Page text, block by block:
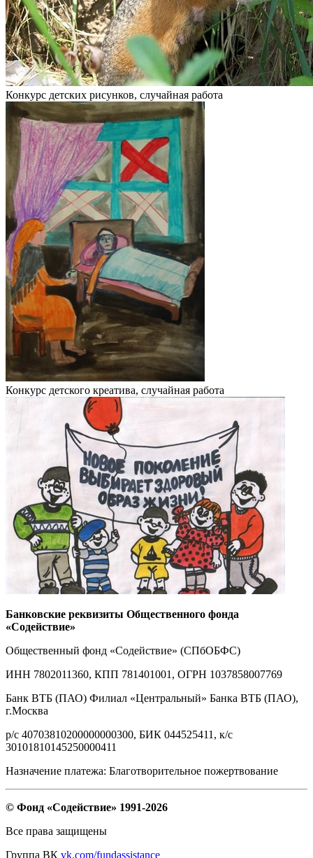
Конкурс детских рисунков, случайная работа
Конкурс детского креатива, случайная работа
Банковские реквизиты Общественного фонда
«Содействие»
Общественный фонд «Содействие» (СПбОБФС)
ИНН 7802011360, КПП 781401001, ОГРН 1037858007769
Банк ВТБ (ПАО) Филиал «Центральный» Банка ВТБ (ПАО),
г.Москва
р/с 40703810200000000300, БИК 044525411, к/с
30101810145250000411
Назначение платежа: Благотворительное пожертвование
© Фонд «Содействие» 1991-2026
Все права защищены
Группа ВК vk.com/fundassistance